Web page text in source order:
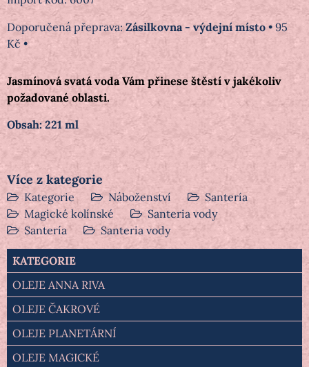
Zásilkovna - výdejní místo • 95
Kč •
Jasmínová svatá voda Vám přinese štěstí v jakékoliv
požadované oblasti.
Obsah: 221 ml
Více z kategorie
Kategorie Náboženství
Santería
Magické kolínské
Santeria vody
Santería
Santeria vody
KATEGORIE
OLEJE ANNA RIVA
OLEJE ČAKROVÉ
OLEJE PLANETÁRNÍ
OLEJE MAGICKÉ